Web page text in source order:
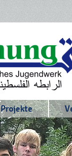
Projekte